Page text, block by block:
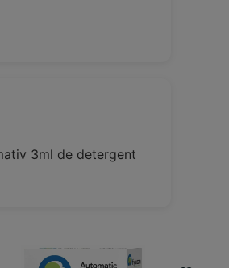
3ml de detergent